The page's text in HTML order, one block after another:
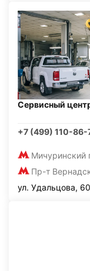
Сервисный
+7 (499) 110-86-
Мичуринский
Пр-т
ул. Удальцова, 60